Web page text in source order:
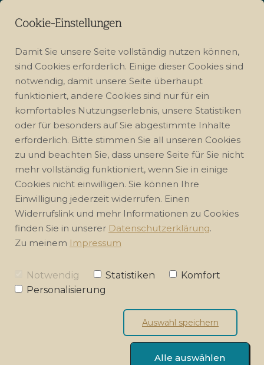
ANTI RHEUMATISCHE REIHE
GOOD MORNING CLUB
ENERGETISCHES ARBEITEN
Cookie-Einstellungen
Damit Sie unsere Seite vollständig nutzen können,
sind Cookies erforderlich. Einige dieser Cookies sind
notwendig, damit unsere Seite überhaupt
funktioniert, andere Cookies sind nur für ein
komfortables Nutzungserlebnis, unsere Statistiken
oder für besonders auf Sie abgestimmte Inhalte
erforderlich. Bitte stimmen Sie all unseren Cookies
zu und beachten Sie, dass unsere Seite für Sie nicht
mehr vollständig funktioniert, wenn Sie in einige
Cookies nicht einwilligen. Sie können Ihre
Einwilligung jederzeit widerrufen. Einen
Widerrufslink und mehr Informationen zu Cookies
finden Sie in unserer Datenschutzerklärung.
Zu meinem Impressum
Notwendig Statistiken
Komfort
Personalisierung
Auswahl speichern
Alle auswählen